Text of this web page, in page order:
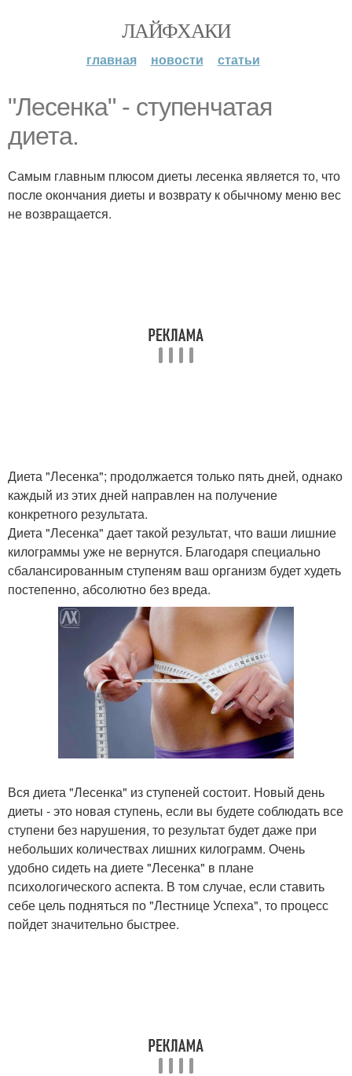
ЛАЙФХАКИ
главная новости статьи
"Лесенка" - ступенчатая
диета.
Самым главным плюсом диеты лесенка является то, что
после окончания диеты и возврату к обычному меню вес
не возвращается.
Диета "Лесенка"; продолжается только пять дней, однако
каждый из этих дней направлен на получение
конкретного результата.
Диета "Лесенка" дает такой результат, что ваши лишние
килограммы уже не вернутся. Благодаря специально
сбалансированным ступеням ваш организм будет худеть
постепенно, абсолютно без вреда.
Вся диета "Лесенка" из ступеней состоит. Новый день
диеты - это новая ступень, если вы будете соблюдать все
ступени без нарушения, то результат будет даже при
небольших количествах лишних килограмм. Очень
удобно сидеть на диете "Лесенка" в плане
психологического аспекта. В том случае, если ставить
себе цель подняться по "Лестнице Успеха", то процесс
пойдет значительно быстрее.